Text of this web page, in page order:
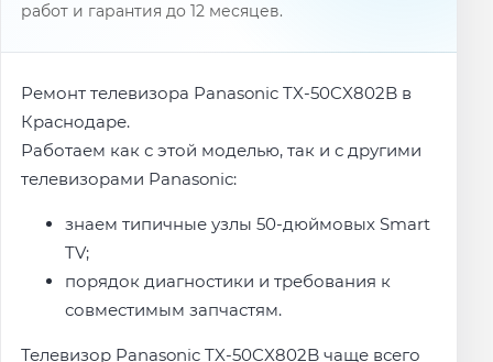
работ и гарантия до 12 месяцев.
Ремонт телевизора Panasonic TX-50CX802B в
Краснодаре.
Работаем как с этой моделью, так и с другими
телевизорами Panasonic:
знаем типичные узлы 50-дюймовых Smart
TV;
порядок диагностики и требования к
совместимым запчастям.
Телевизор Panasonic TX-50CX802B чаще всего